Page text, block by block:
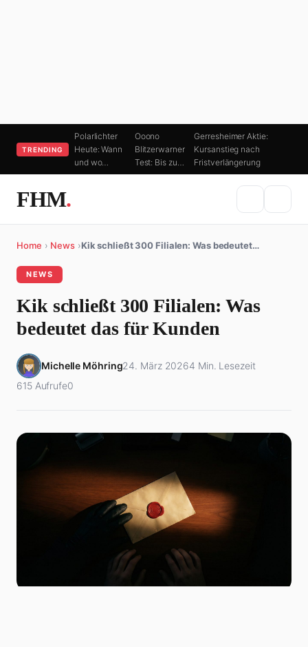
TRENDING
Polarlichter
Heute: Wann
und wo…
Ooono
Blitzerwarner
Test: Bis zu…
Gerresheimer Aktie:
Kursanstieg nach
Fristverlängerung
FHM.
Home › News ›Kik schließt 300 Filialen: Was bedeutet…
NEWS
Kik schließt 300 Filialen: Was
bedeutet das für Kunden
Michelle Möhring24. März 20264 Min. Lesezeit
615 Aufrufe0